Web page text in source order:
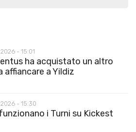
- 15:01
ha acquistato un altro
affiancare a Yildiz
- 15:30
i Turni su Kickest